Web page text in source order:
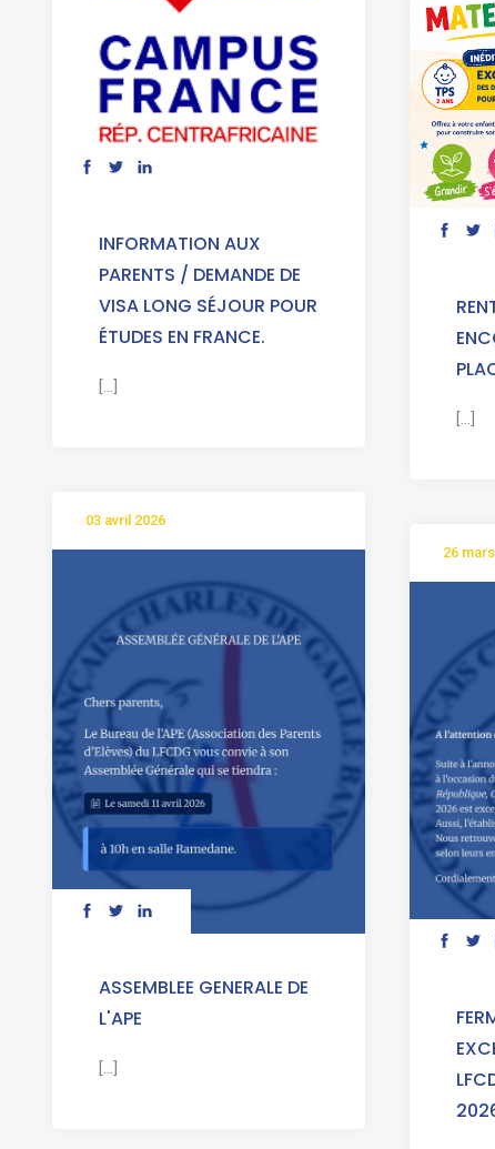
INFORMATION AUX
PARENTS / DEMANDE DE
VISA LONG SÉJOUR POUR
ÉTUDES EN FRANCE.
[...]
[...]
03 avril 2026
ASSEMBLEE GENERALE DE
L'APE
[...]
26